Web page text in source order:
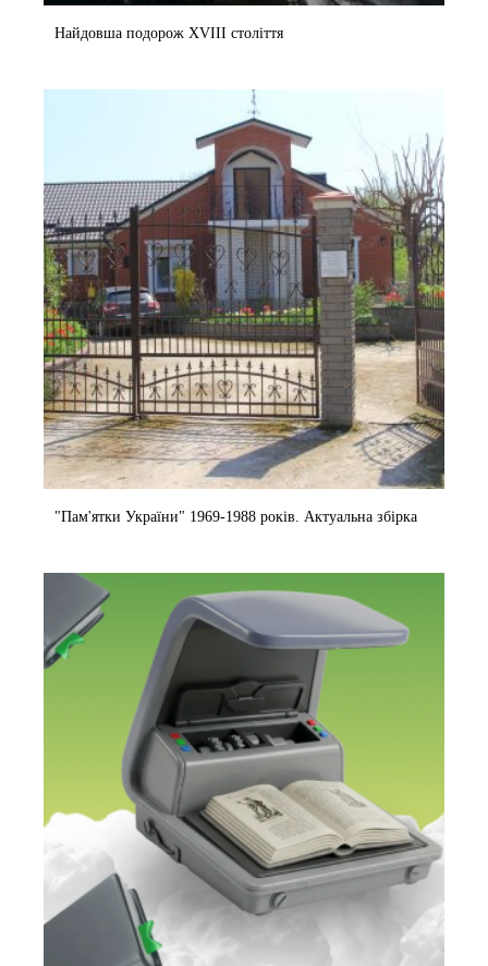
Найдовша подорож XVIII століття
"Пам'ятки України" 1969-1988 років. Актуальна збірка